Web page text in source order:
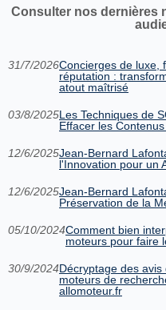
Consulter nos dernières
31/7/2026Concierges de luxe,
réputation :
atout maîtrisé
03/8/2025Les Techniques de
Effacer les
12/6/2025Jean-Bernard
l'Innovation pour un
12/6/2025Jean-Bernard
Préservation de la
05/10/2024Comment bien
moteurs pour faire
30/9/2024Décryptage des
moteurs de
allomoteur.fr